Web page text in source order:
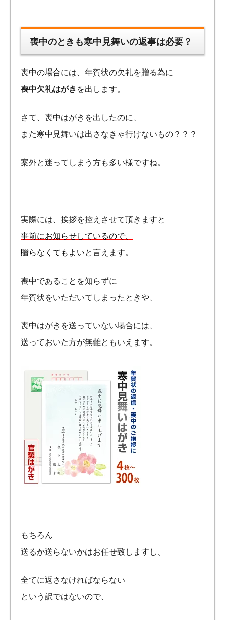
喪中のときも寒中見舞いの返事は必要？
喪中の場合には、年賀状の欠礼を贈る為に
喪中欠礼はがき を出します。
さて、喪中はがきを出したのに、
また寒中見舞いは出さなきゃ行けないもの？？？
案外と迷ってしまう方も多い様ですね。
実際には、挨拶を控えさせて頂きますと
事前にお知らせしているので、
贈らなくてもよいと言えます。
喪中であることを知らずに
年賀状をいただいてしまったときや、
喪中はがきを送っていない場合には、
送っておいた方が無難ともいえます。
もちろん
送るか送らないかはお任せ致しますし、
全てに返さなければならない
という訳ではないので、